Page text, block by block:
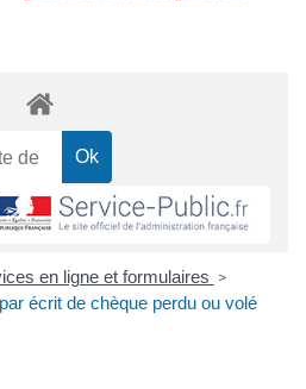
en ligne et formulaires >
écrit de chèque perdu ou volé